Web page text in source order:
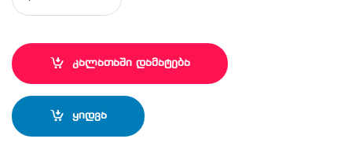
კალათაში დამატება
ყიდვა